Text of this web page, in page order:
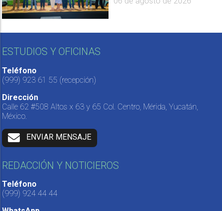
ESTUDIOS Y OFICINAS
Teléfono
(999) 923 61 55 (recepción)
Dirección
Calle 62 #508 Altos x 63 y 65 Col. Centro, Mérida, Yucatán,
México.
ENVIAR MENSAJE
REDACCIÓN Y NOTICIEROS
Teléfono
(999) 924 44 44